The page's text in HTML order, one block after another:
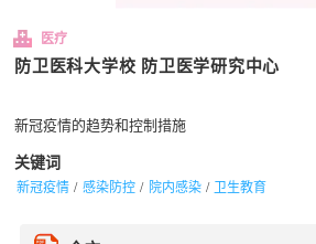
医疗
防卫医科大学校 防卫医学研究中心
新冠疫情的趋势和控制措施
关键词
新冠疫情 感染防控 院内感染 卫生教育